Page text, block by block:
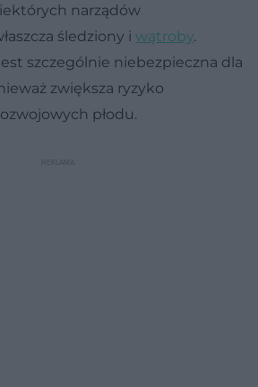
narządów
śledziony i wątroby.
szczególnie niebezpieczna dla
zwiększa ryzyko
płodu.